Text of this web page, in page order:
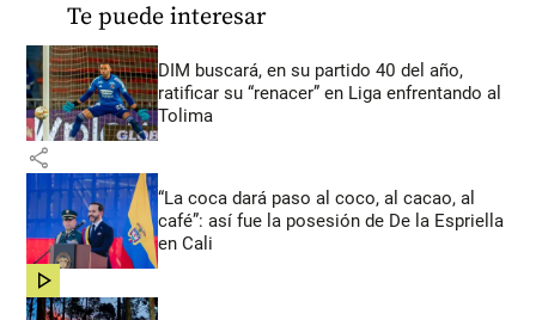
Te puede interesar
DIM buscará, en su partido 40 del año,
ratificar su “renacer” en Liga enfrentando al
Tolima
share
“La coca dará paso al coco, al cacao, al
café”: así fue la posesión de De la Espriella
en Cali
share